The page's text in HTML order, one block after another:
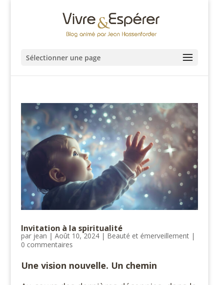
Sélectionner une page
Invitation à la spiritualité
par jean | Août 10, 2024| Beauté et émerveillement|
0 commentaires
Une vision nouvelle. Un chemin